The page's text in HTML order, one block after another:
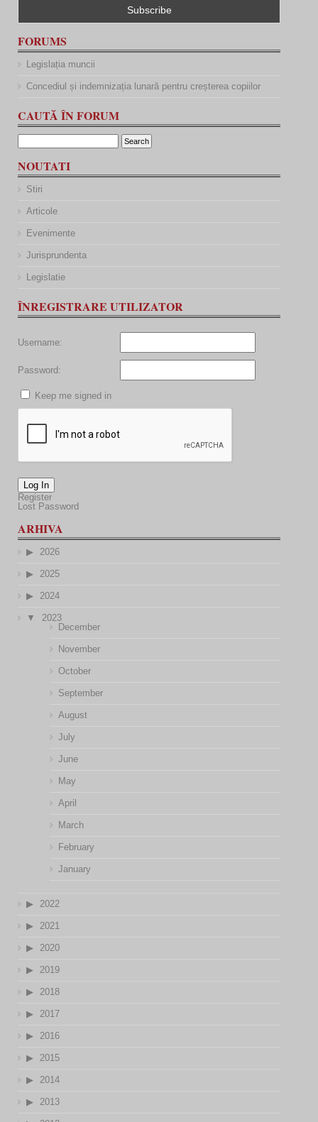
FORUMS
Legislația muncii
Concediul și indemnizația lunară pentru creșterea copiilor
CAUTĂ ÎN FORUM
NOUTATI
Stiri
Articole
Evenimente
Jurisprundenta
Legislatie
ÎNREGISTRARE UTILIZATOR
Username:
Password:
Keep me signed in
Log In
Register
Lost Password
ARHIVA
2026
2025
2024
2023
December
November
October
September
August
July
June
May
April
March
February
January
2022
2021
2020
2019
2018
2017
2016
2015
2014
2013